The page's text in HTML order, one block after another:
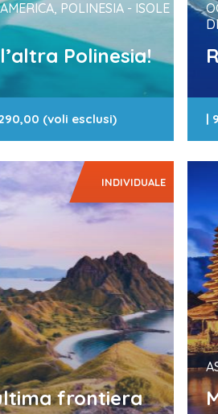
POLINESIA - ISOLE
Polinesia!
(voli esclusi) |
INDIVIDUALE
frontiera